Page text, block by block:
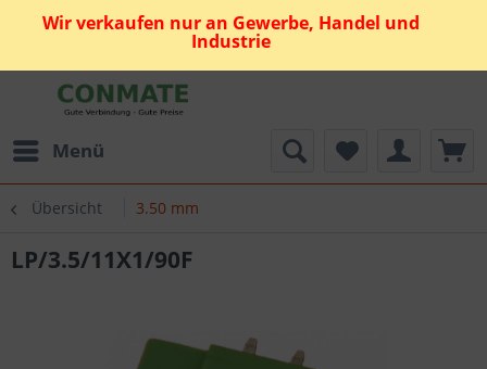
Wir verkaufen nur an Gewerbe, Handel und
Industrie
Menü
Übersicht 3.50 mm
LP/3.5/11X1/90F